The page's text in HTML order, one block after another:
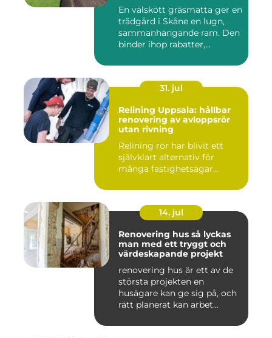
En välskött gräsmatta ger en
trädgård i Skåne en lugn,
sammanhängande ram. Den
binder ihop rabatter,...
31. jul
Relining Uppsala: hållbar
renovering av avloppsrör
utan rivning
Relining rör har blivit ett
självklart alternativ för
många fastighetsägar...
14. jul
Renovering hus så lyckas
man med ett tryggt och
värdeskapande projekt
renovering hus är ett av de
största projekten en
husägare kan ge sig på, och
rätt planerat kan arbet...